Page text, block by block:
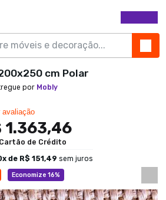
Economize 16%
cm Polar
por Mobly
avaliação
1.363,46
de Crédito
x de R$ 151,49 sem juros